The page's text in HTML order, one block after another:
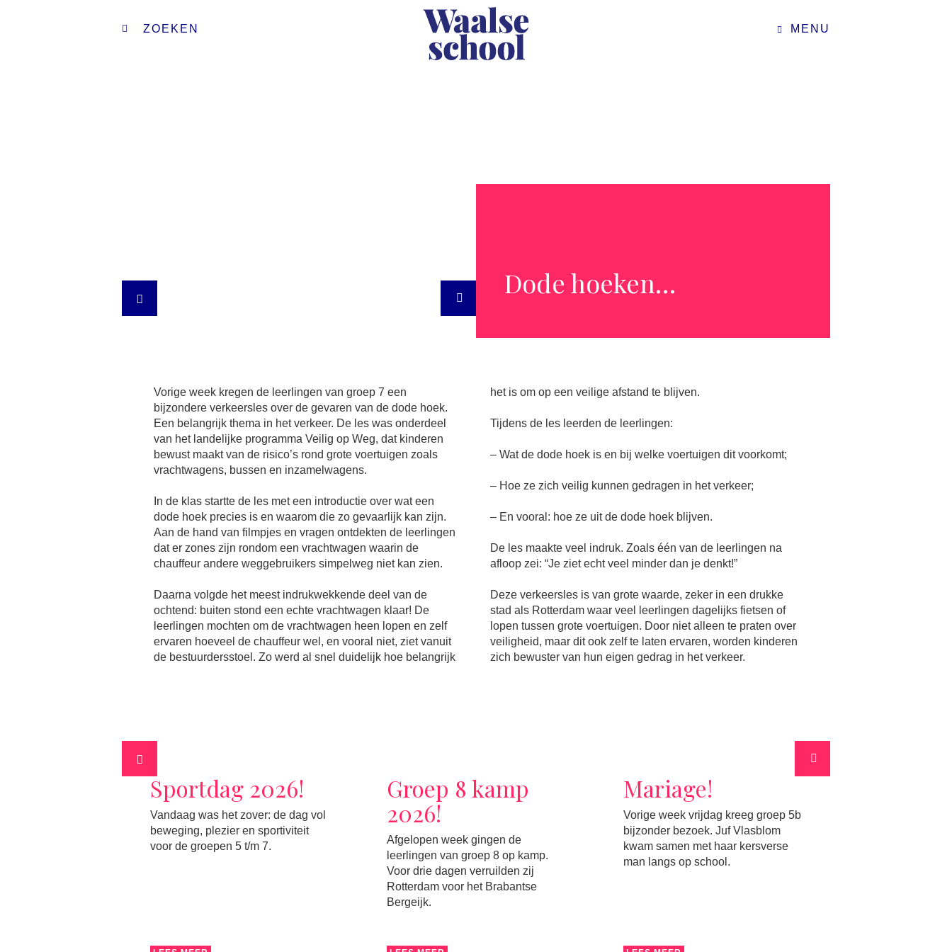
ZOEKEN MENU
Dode hoeken…
Vorige week kregen de leerlingen van groep 7 een
bijzondere verkeersles over de gevaren van de dode hoek.
Een belangrijk thema in het verkeer. De les was onderdeel
van het landelijke programma Veilig op Weg, dat kinderen
bewust maakt van de risico’s rond grote voertuigen zoals
vrachtwagens, bussen en inzamelwagens.
In de klas startte de les met een introductie over wat een
dode hoek precies is en waarom die zo gevaarlijk kan zijn.
Aan de hand van filmpjes en vragen ontdekten de leerlingen
dat er zones zijn rondom een vrachtwagen waarin de
chauffeur andere weggebruikers simpelweg niet kan zien.
Daarna volgde het meest indrukwekkende deel van de
ochtend: buiten stond een echte vrachtwagen klaar! De
leerlingen mochten om de vrachtwagen heen lopen en zelf
ervaren hoeveel de chauffeur wel, en vooral niet, ziet vanuit
de bestuurdersstoel. Zo werd al snel duidelijk hoe belangrijk
het is om op een veilige afstand te blijven.
Tijdens de les leerden de leerlingen:
– Wat de dode hoek is en bij welke voertuigen dit voorkomt;
– ⁠Hoe ze zich veilig kunnen gedragen in het verkeer;
– ⁠En vooral: hoe ze uit de dode hoek blijven.
De les maakte veel indruk. Zoals één van de leerlingen na
afloop zei: “Je ziet echt veel minder dan je denkt!”
Deze verkeersles is van grote waarde, zeker in een drukke
stad als Rotterdam waar veel leerlingen dagelijks fietsen of
lopen tussen grote voertuigen. Door niet alleen te praten over
veiligheid, maar dit ook zelf te laten ervaren, worden kinderen
zich bewuster van hun eigen gedrag in het verkeer.
PreviousSportdag 2026!
Vandaag was het zover: de dag vol
beweging, plezier en sportiviteit
voor de groepen 5 t/m 7.
Groep 8 kamp
2026!
Afgelopen week gingen de
leerlingen van groep 8 op kamp.
Voor drie dagen verruilden zij
Rotterdam voor het Brabantse
Bergeijk.
Mariage!
Vorige week vrijdag kreeg groep 5b
bijzonder bezoek. Juf Vlasblom
kwam samen met haar kersverse
man langs op school.